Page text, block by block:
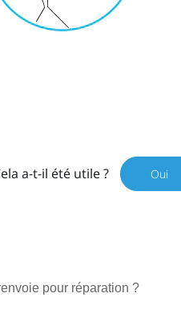
a-t-il été utile ? Oui
pour réparation ?